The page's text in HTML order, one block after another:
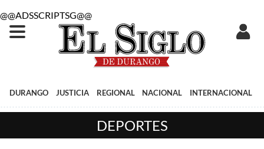
@@ADSSCRIPTSG@@
DURANGO JUSTICIA REGIONAL NACIONAL INTERNACIONAL
DEPORTES